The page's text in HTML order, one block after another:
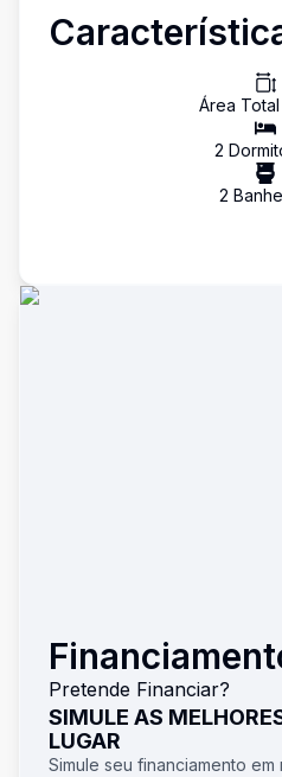
Área Total
2
2
Pretende Financiar?
SIMULE AS
LUGAR
Simule seu financiamento